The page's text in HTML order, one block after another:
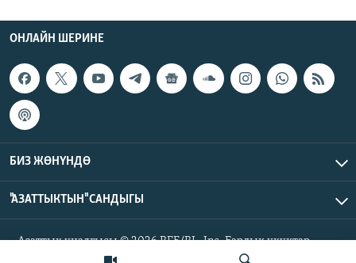
ОНЛАЙН ШЕРИНЕ
БИЗ ЖӨНҮНДӨ
"АЗАТТЫКТЫН" САНДЫГЫ
Азаттык үналгысы © 2026 RFE/RL, Inc. Бардык укуктар